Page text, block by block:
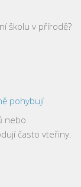
školu v přírodě?
pohybují
nebo
často vteřiny.